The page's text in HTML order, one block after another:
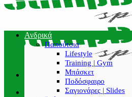
Ανδρικά
Παπούτσια
Lifestyle
Training | Gym
Μπάσκετ
Ποδόσφαιρο
Σαγιονάρες | Slides